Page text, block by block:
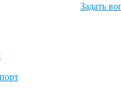
Задать